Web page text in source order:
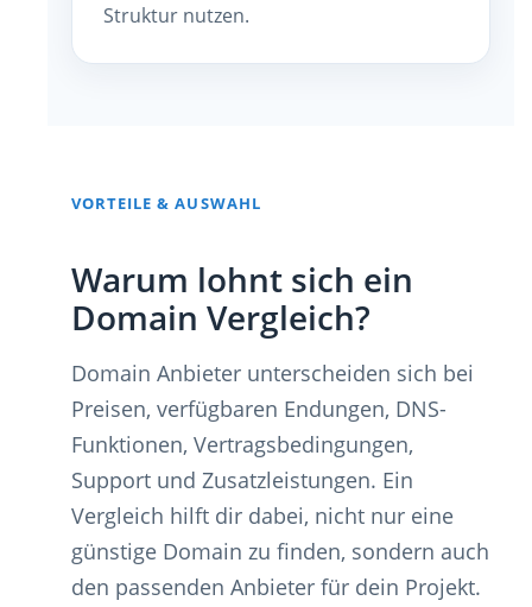
Struktur nutzen.
VORTEILE & AUSWAHL
Warum lohnt sich ein
Domain Vergleich?
Domain Anbieter unterscheiden sich bei
Preisen, verfügbaren Endungen, DNS-
Funktionen, Vertragsbedingungen,
Support und Zusatzleistungen. Ein
Vergleich hilft dir dabei, nicht nur eine
günstige Domain zu finden, sondern auch
den passenden Anbieter für dein Projekt.